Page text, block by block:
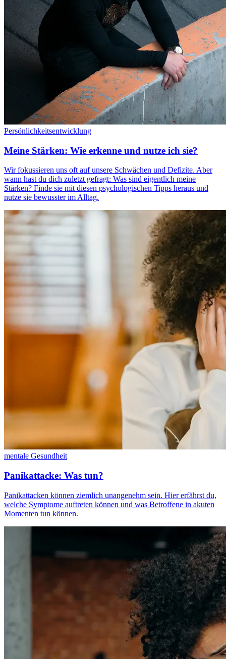
Persönlichkeitsentwicklung
Meine Stärken: Wie erkenne und nutze ich sie?
Wir fokussieren uns oft auf unsere Schwächen und Defizite. Aber
wann hast du dich zuletzt gefragt: Was sind eigentlich meine
Stärken? Finde sie mit diesen psychologischen Tipps heraus und
nutze sie bewusster im Alltag.
mentale Gesundheit
Panikattacke: Was tun?
Panikattacken können ziemlich unangenehm sein. Hier erfährst du,
welche Symptome auftreten können und was Betroffene in akuten
Momenten tun können.